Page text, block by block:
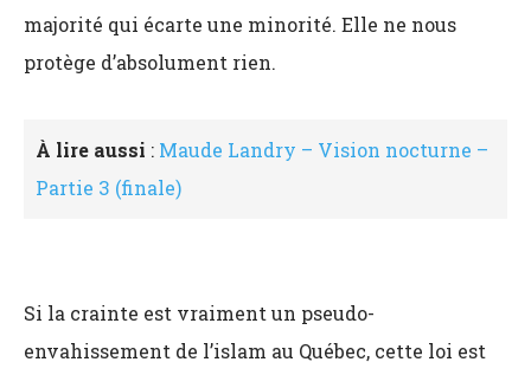
majorité qui écarte une minorité. Elle ne nous
protège d’absolument rien.
À lire aussi : Maude Landry – Vision nocturne –
Partie 3 (finale)
Si la crainte est vraiment un pseudo-
envahissement de l’islam au Québec, cette loi est